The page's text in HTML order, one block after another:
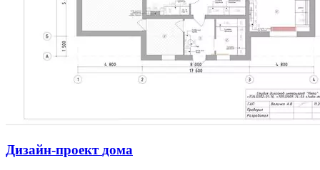
Дизайн-проект дома